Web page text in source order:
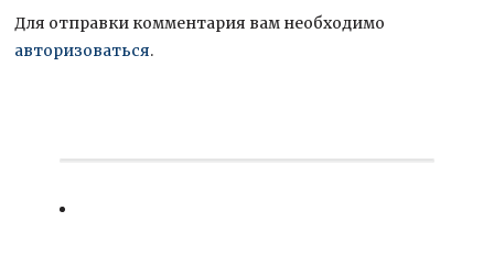
Для отправки комментария вам необходимо
авторизоваться.